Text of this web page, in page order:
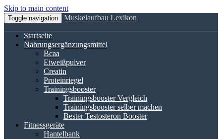
Skip to main content
Toggle navigation Muskelaufbau Lexikon
Startseite
Nahrungsergänzungsmittel
Bcaa
Eiweißpulver
Creatin
Proteinriegel
Trainingsbooster
Trainingsbooster Vergleich
Trainingsbooster selber machen
Bester Testosteron Booster
Fitnessgeräte
Hantelbank